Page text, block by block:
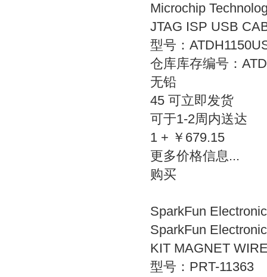
Microchip
JTAG ISP USB
型号：
仓库库存编号：
无铅
45 可立即发货
可于1-2周内送达
1 + ￥679.15
更多价格信息...
购买
SparkFun
SparkFun
KIT MAGNET
型号：PRT-11363